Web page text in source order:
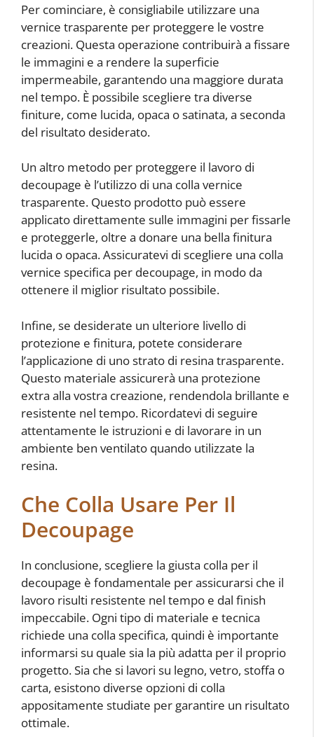
Per cominciare, è consigliabile utilizzare una
vernice trasparente per proteggere le vostre
creazioni. Questa operazione contribuirà a fissare
le immagini e a rendere la superficie
impermeabile, garantendo una maggiore durata
nel tempo. È possibile scegliere tra diverse
finiture, come lucida, opaca o satinata, a seconda
del risultato desiderato.
Un altro metodo per proteggere il lavoro di
decoupage è l’utilizzo di una colla vernice
trasparente. Questo prodotto può essere
applicato direttamente sulle immagini per fissarle
e proteggerle, oltre a donare una bella finitura
lucida o opaca. Assicuratevi di scegliere una colla
vernice specifica per decoupage, in modo da
ottenere il miglior risultato possibile.
Infine, se desiderate un ulteriore livello di
protezione e finitura, potete considerare
l’applicazione di uno strato di resina trasparente.
Questo materiale assicurerà una protezione
extra alla vostra creazione, rendendola brillante e
resistente nel tempo. Ricordatevi di seguire
attentamente le istruzioni e di lavorare in un
ambiente ben ventilato quando utilizzate la
resina.
Che Colla Usare Per Il
Decoupage
In conclusione, scegliere la giusta colla per il
decoupage è fondamentale per assicurarsi che il
lavoro risulti resistente nel tempo e dal finish
impeccabile. Ogni tipo di materiale e tecnica
richiede una colla specifica, quindi è importante
informarsi su quale sia la più adatta per il proprio
progetto. Sia che si lavori su legno, vetro, stoffa o
carta, esistono diverse opzioni di colla
appositamente studiate per garantire un risultato
ottimale.